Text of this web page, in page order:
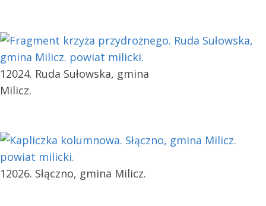
12024. Ruda Sułowska, gmina
Milicz.
12026. Słączno, gmina Milicz.